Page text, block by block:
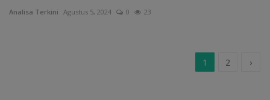
Analisa Terkini Agustus 5, 2024 0 23
1 2 ›